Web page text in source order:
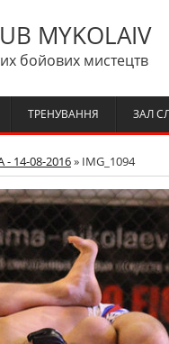
MYKOLAIV
бойових мистецтв
ТРЕНУВАННЯ ЗАЛ
14-08-2016» IMG_1094